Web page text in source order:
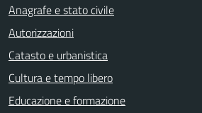
Anagrafe e stato civile
Autorizzazioni
Catasto e urbanistica
Cultura e tempo libero
Educazione e formazione